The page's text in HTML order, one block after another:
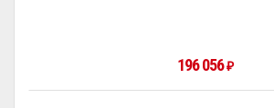
196 056₽